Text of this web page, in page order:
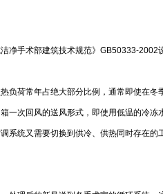
净手术部建筑技术规范》GB50333-
负荷常年占绝大部分比例，通常即使在
一次回风的送风形式，即使用低温的冷
系统又需要切换到供冷、供热同时存在